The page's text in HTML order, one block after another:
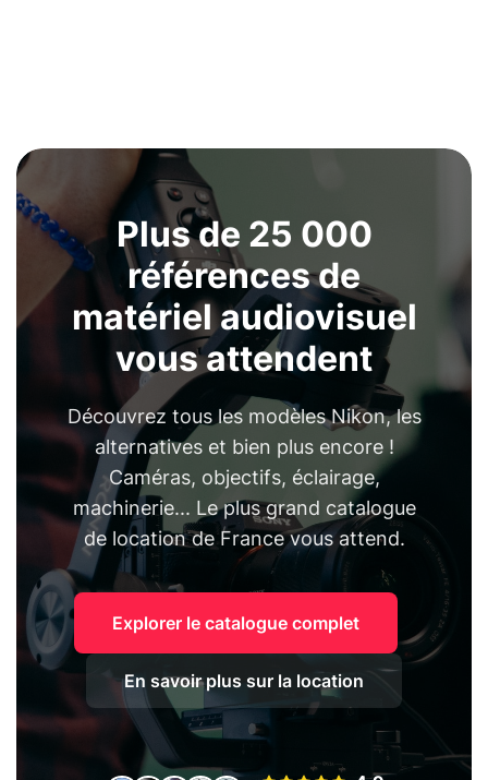
Plus de 25 000
références de
matériel audiovisuel
vous attendent
Découvrez tous les modèles Nikon, les
alternatives et bien plus encore !
Caméras, objectifs, éclairage,
machinerie... Le plus grand catalogue
de location de France vous attend.
Explorer le catalogue complet
En savoir plus sur la location